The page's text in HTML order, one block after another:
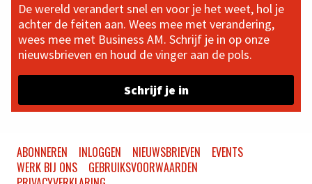
De wereld verandert snel en voor je het weet, hol je
achter de feiten aan. Wees mee met verandering,
wees mee met Business AM. Schrijf je in op onze
nieuwsbrieven en houd de vinger aan de pols.
Schrijf je in
ABONNEREN INLOGGEN NIEUWSBRIEVEN
EVENTS
WERK BIJ ONS
GEBRUIKSVOORWAARDEN